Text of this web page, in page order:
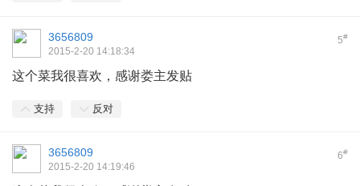
5#
3656809
2015-2-20 14:18:34
这个菜我很喜欢，感谢娄主发贴
支持 反对
6#
3656809
2015-2-20 14:19:46